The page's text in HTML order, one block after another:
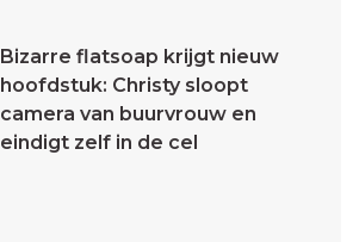
Bizarre flatsoap krijgt nieuw
hoofdstuk: Christy sloopt
camera van buurvrouw en
eindigt zelf in de cel